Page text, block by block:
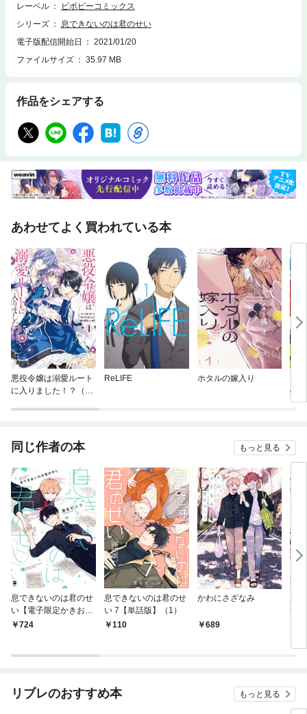
レーベル
ビボピーコミックス
シリーズ
息できないのは君のせい
電子版配信開始日
2021/01/20
ファイルサイズ
35.97 MB
作品をシェアする
あわせてよく買われている本
悪役令嬢は溺愛ルート
に入りました！？（コ
ReLIFE ホタルの嫁入り
の
同じ作者の本 もっと見る
息できないのは君のせ
い【電子限定かきおろ
し＆おまけ付】
724
息できないのは君のせ
い 7【単話版】（1）
110
かわにさざなみ
689
か
冊
リブレのおすすめ本 もっと見る